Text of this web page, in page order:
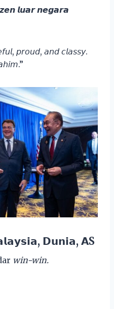
𝙡𝙪𝙖𝙧 𝙣𝙚𝙜𝙖𝙧𝙖
𝘱𝘳𝘰𝘶𝘥, 𝘢𝘯𝘥 𝘤𝘭𝘢𝘴𝘴𝘺.
𝗗𝘂𝗻𝗶𝗮, 𝗔S
win-win.